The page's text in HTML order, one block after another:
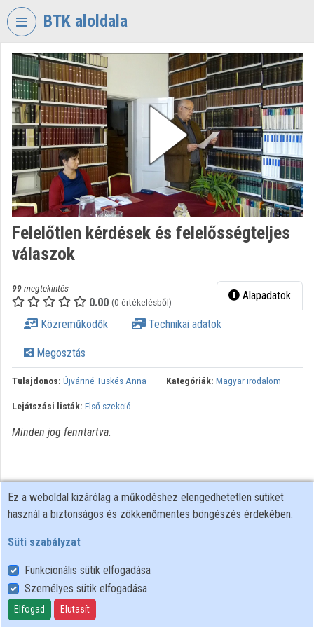
Fejléc kihagyása
BTK aloldala
VIDEOTORIUM
BÖLCSÉSZETTUDOMÁNYI
KUTATÓKÖZPONT
Intézményi kezdőlap
Bejelentkezés
Intézményi felfedezés
Kategóriák
Intézmények
Közreműködők
Felelőtlen kérdések és felelősségteljes
válaszok
99megtekintés
0.00 (0 értékelésből) Alapadatok
Közreműködők Technikai adatok
Megosztás
Tulajdonos: Újváriné Tüskés Anna Kategóriák: Magyar irodalom
Lejátszási listák: Első szekció
Minden jog fenntartva.
Felhasználói szabályzat
Adatkezelési tájékoztató
Süti szabályzat
Ez a weboldal kizárólag a működéshez elengedhetetlen sütiket
használ a biztonságos és zökkenőmentes böngészés érdekében.
Süti szabályzat
Funkcionális sütik elfogadása
Személyes sütik elfogadása
Elfogad Elutasít